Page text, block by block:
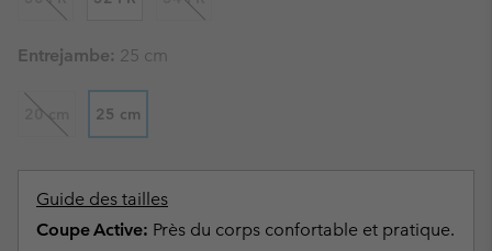
Entrejambe: 25 cm
20 cm 25 cm
Guide des tailles
Coupe Active: Près du corps confortable et pratique.